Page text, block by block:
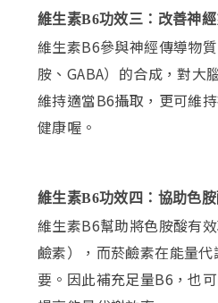
維生素B6功效三：改善神
維生素B6參與神經傳導物
胺、GABA）的合成，對大
維持適當B6攝取，更可維
健康喔。
維生素B6功效四：協助色
維生素B6幫助將色胺酸有
鹼素），而菸鹼素在能量
要。因此補充足量B6，也